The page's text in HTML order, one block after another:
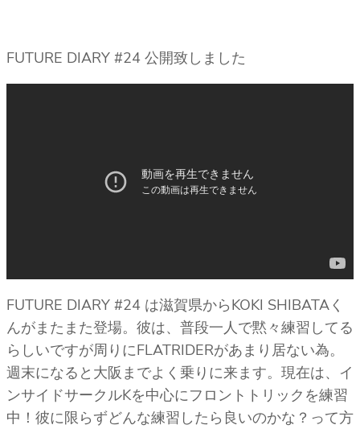
FUTURE DIARY #24 公開致しました
FUTURE DIARY #24 は滋賀県からKOKI SHIBATAく
んがまたまた登場。彼は、普段一人で黙々練習してる
らしいですが周りにFLATRIDERがあまり居ない為。
週末になると大阪までよく乗りに来ます。現在は、イ
ンサイドサークルKを中心にフロントトリックを練習
中！彼に限らずどんな練習したら良いのかな？って方